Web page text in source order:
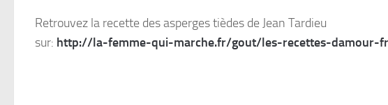
Retrouvez la recette des asperges tièdes de Jean Tardieu
sur: http://la-femme-qui-marche.fr/gout/les-recettes-damour-